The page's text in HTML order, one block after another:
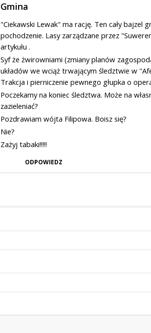
Gmina
"Ciekawski Lewak" ma rację. Ten cały bajzel
pochodzenie. Lasy zarządzane przez
artykułu .
Syf że żwirowniami (zmiany planów
układów we wciąż trwającym śledztwie w
Trakcja i pierniczenie pewnego głupka o
Poczekamy na koniec śledztwa. Może na
zazieleniać?
Pozdrawiam wójta Filipowa. Boisz się?
Nie?
Zażyj tabaki!!!!!
ODPOWIEDZ